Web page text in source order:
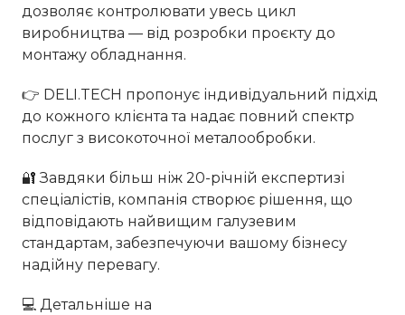
дозволяє контролювати увесь цикл
виробництва — від розробки проєкту до
монтажу обладнання.
👉 DELI.TECH пропонує індивідуальний підхід
до кожного клієнта та надає повний спектр
послуг з високоточної металообробки.
🔐 Завдяки більш ніж 20-річній експертизі
спеціалістів, компанія створює рішення, що
відповідають найвищим галузевим
стандартам, забезпечуючи вашому бізнесу
надійну перевагу.
💻 Детальніше на